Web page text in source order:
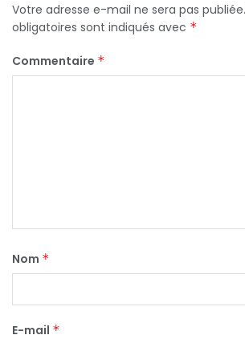
Votre adresse e-mail ne sera pas publiée.
obligatoires sont indiqués avec *
Commentaire *
Nom *
E-mail *